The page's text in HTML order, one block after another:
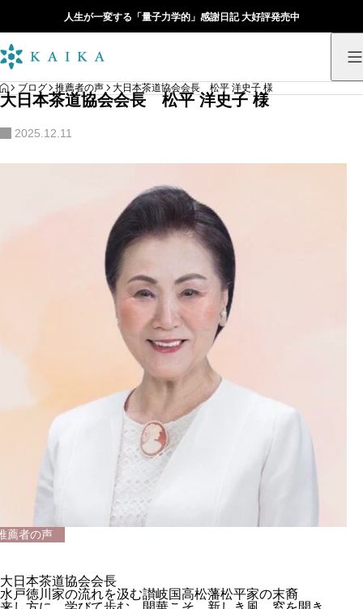
人生が一変する「量子力学的」感謝日記 大好評発売中
HOME
ブログ 推薦者の声 大日本茶道協会会長 松平 洋史子 様
大日本茶道協会会長 松平 洋史子 様
2025.12.11
薦者の声
大日本茶道協会会長
水戸徳川家の流れを汲む讃岐国高松藩松平家の末裔